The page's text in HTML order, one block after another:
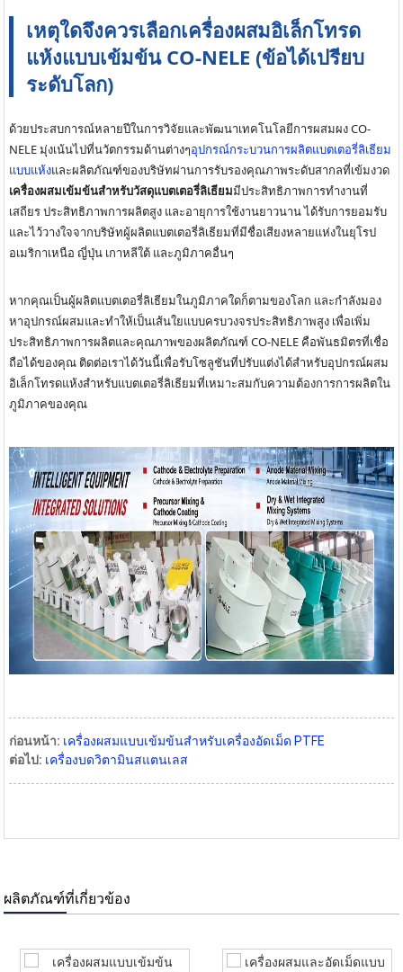
เหตุใดจึงควรเลือกเครื่องผสมอิเล็กโทรด
แห้งแบบเข้มข้น CO-NELE (ข้อได้เปรียบ
ระดับโลก)
ด้วยประสบการณ์หลายปีในการวิจัยและพัฒนาเทคโนโลยีการผสมผง CO-
NELE มุ่งเน้นไปที่นวัตกรรมด้านต่างๆอุปกรณ์กระบวนการผลิตแบตเตอรี่ลิเธียม
แบบแห้งและผลิตภัณฑ์ของบริษัทผ่านการรับรองคุณภาพระดับสากลที่เข้มงวด
เครื่องผสมเข้มข้นสำหรับวัสดุแบตเตอรี่ลิเธียมมีประสิทธิภาพการทำงานที่
เสถียร ประสิทธิภาพการผลิตสูง และอายุการใช้งานยาวนาน ได้รับการยอมรับ
และไว้วางใจจากบริษัทผู้ผลิตแบตเตอรี่ลิเธียมที่มีชื่อเสียงหลายแห่งในยุโรป
อเมริกาเหนือ ญี่ปุ่น เกาหลีใต้ และภูมิภาคอื่นๆ
หากคุณเป็นผู้ผลิตแบตเตอรี่ลิเธียมในภูมิภาคใดก็ตามของโลก และกำลังมอง
หาอุปกรณ์ผสมและทำให้เป็นเส้นใยแบบครบวงจรประสิทธิภาพสูง เพื่อเพิ่ม
ประสิทธิภาพการผลิตและคุณภาพของผลิตภัณฑ์ CO-NELE คือพันธมิตรที่เชื่อ
ถือได้ของคุณ ติดต่อเราได้วันนี้เพื่อรับโซลูชันที่ปรับแต่งได้สำหรับอุปกรณ์ผสม
อิเล็กโทรดแห้งสำหรับแบตเตอรี่ลิเธียมที่เหมาะสมกับความต้องการการผลิตใน
ภูมิภาคของคุณ
ก่อนหน้า: เครื่องผสมแบบเข้มข้นสำหรับเครื่องอัดเม็ด PTFE
ต่อไป: เครื่องบดวิตามินสแตนเลส
ผลิตภัณฑ์ที่เกี่ยวข้อง